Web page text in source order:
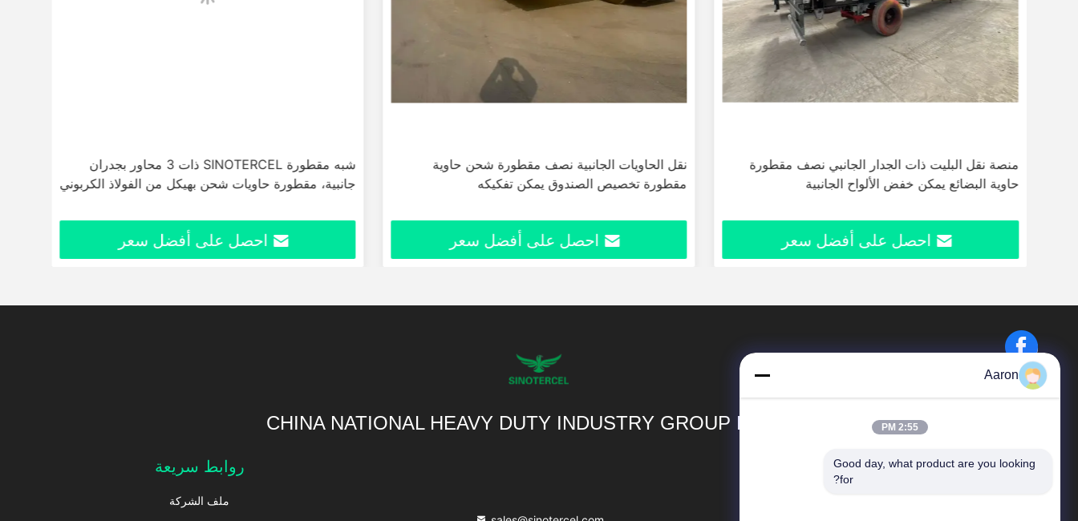
منصة نقل البليت ذات الجدار الجانبي نصف مقطورة
حاوية البضائع يمكن خفض الألواح الجانبية
احصل على أفضل سعر
نقل الحاويات الجانبية نصف مقطورة شحن حاوية
مقطورة تخصيص الصندوق يمكن تفكيكه
احصل على أفضل سعر
شبه مقطورة SINOTERCEL ذات 3 محاور بجدران
جانبية، مقطورة حاويات شحن بهيكل من الفولاذ الكربوني
احصل على أفضل سعر
CHINA NATIONAL HEAVY DUTY INDUSTRY GROUP LIMITED
المنتجات روابط سريعة
ملف الشركة
Aaron
2:55 PM
Good day, what product are you looking
for?